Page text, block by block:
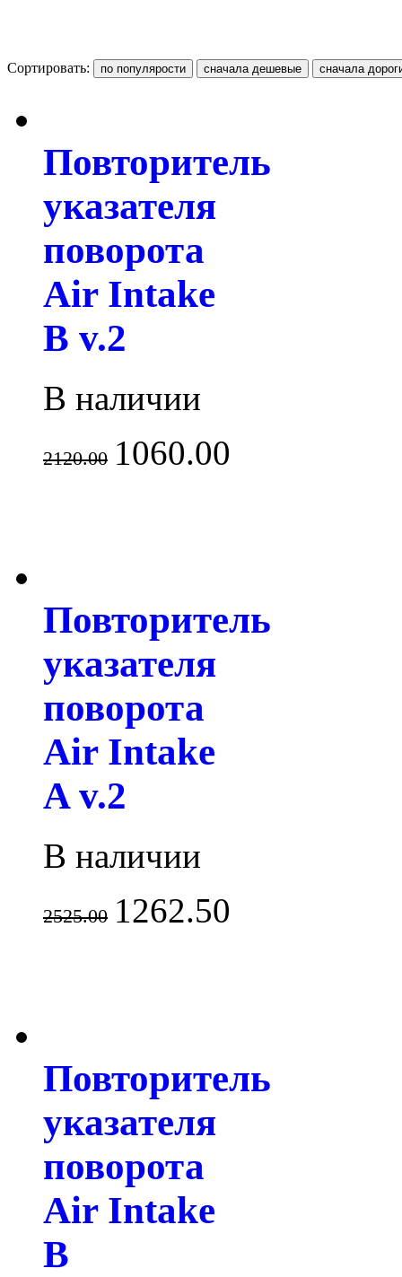
Сортировать:
Повторитель
указателя
поворота
Air Intake
B v.2
В наличии
2120.00 1060.00
Повторитель
указателя
поворота
Air Intake
A v.2
В наличии
2525.00 1262.50
Повторитель
указателя
поворота
Air Intake
B